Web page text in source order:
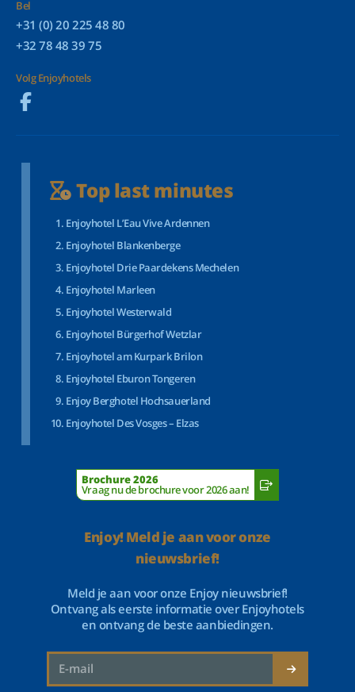
Bel
+31 (0) 20 225 48 80
+32 78 48 39 75
Volg Enjoyhotels
Top last minutes
Enjoyhotel L’Eau Vive Ardennen
Enjoyhotel Blankenberge
Enjoyhotel Drie Paardekens Mechelen
Enjoyhotel Marleen
Enjoyhotel Westerwald
Enjoyhotel Bürgerhof Wetzlar
Enjoyhotel am Kurpark Brilon
Enjoyhotel Eburon Tongeren
Enjoy Berghotel Hochsauerland
Enjoyhotel Des Vosges – Elzas
Brochure 2026
Vraag nu de brochure voor 2026 aan!
Enjoy! Meld je aan voor onze
nieuwsbrief!
Meld je aan voor onze Enjoy nieuwsbrief!
Ontvang als eerste informatie over Enjoyhotels
en ontvang de beste aanbiedingen.